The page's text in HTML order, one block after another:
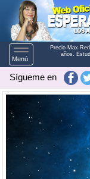
Toggle
navigation
Menú
Precio Max
años.
Sígueme en